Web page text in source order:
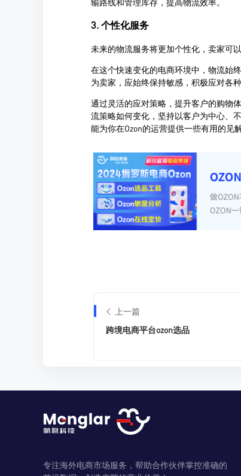
上一篇
跨境电商平台ozon选品
专注海外电商市场服务，帮助合作伙伴掌控准确的